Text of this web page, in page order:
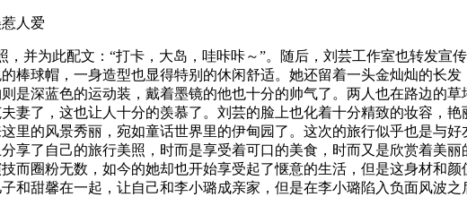
人爱
并为此配文：“打卡，大岛，哇咔咔～”。随后，刘芸工作室也转发宣
棒球帽，一身造型也显得特别的休闲舒适。她还留着一头金灿灿的长
是深蓝色的运动装，戴着墨镜的他也十分的帅气了。两人也在路边的
妻了，这也让人十分的羡慕了。刘芸的脸上也化着十分精致的妆容，
里的风景秀丽，宛如童话世界里的伊甸园了。这次的旅行似乎也是与
享了自己的旅行美照，时而是享受着可口的美食，时而又是欣赏着美
而圈粉无数，如今的她却也开始享受起了惬意的生活，但是这身材和
和甜馨在一起，让自己和李小璐成亲家，但是在李小璐陷入负面风波